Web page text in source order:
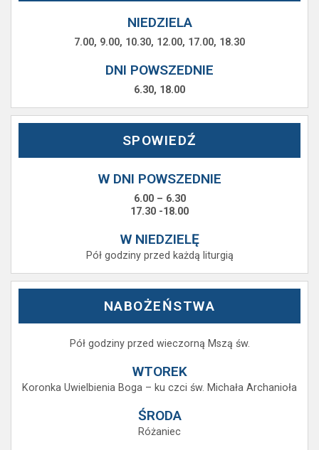
NIEDZIELA
7.00, 9.00, 10.30, 12.00, 17.00, 18.30
DNI POWSZEDNIE
6.30, 18.00
SPOWIEDŹ
W DNI POWSZEDNIE
6.00 – 6.30
17.30 -18.00
W NIEDZIELĘ
Pół godziny przed każdą liturgią
NABOŻEŃSTWA
Pół godziny przed wieczorną Mszą św.
WTOREK
Koronka Uwielbienia Boga – ku czci św. Michała Archanioła
ŚRODA
Różaniec